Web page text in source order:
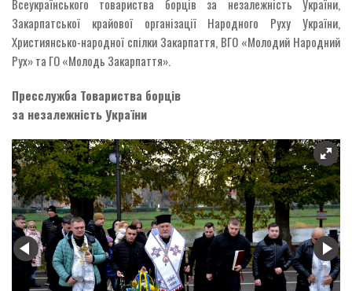
Всеукраїнського товариства борців за незалежність України,
Закарпатської крайової організації Народного Руху України,
Християнсько-народної спілки Закарпаття, ВГО «Молодий Народний
Рух» та ГО «Молодь Закарпаття».
Пресслужба Товариства борців
за незалежність України